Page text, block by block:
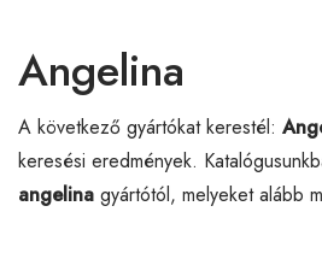
Angelina
A következő gyártókat kerestél:
keresési eredmények.
angelina gyártótól, melyeket alább